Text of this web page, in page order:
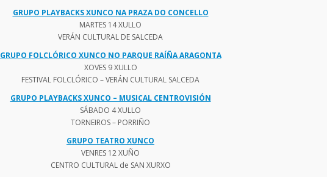
GRUPO PLAYBACKS XUNCO NA PRAZA DO CONCELLO
MARTES 14 XULLO
VERÁN CULTURAL DE SALCEDA
GRUPO FOLCLÓRICO XUNCO NO PARQUE RAÍÑA ARAGONTA
XOVES 9 XULLO
FESTIVAL FOLCLÓRICO – VERÁN CULTURAL SALCEDA
GRUPO PLAYBACKS XUNCO – MUSICAL CENTROVISIÓN
SÁBADO 4 XULLO
TORNEIROS – PORRIÑO
GRUPO TEATRO XUNCO
VENRES 12 XUÑO
CENTRO CULTURAL de SAN XURXO